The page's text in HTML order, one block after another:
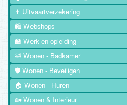
✝️ Uitvaartverzekering
🛍️ Webshops
🏫 Werk en opleiding
🛀 Wonen - Badkamer
🛡️ Wonen - Beveiligen
🏠 Wonen - Huren
🏡 Wonen & Interieur